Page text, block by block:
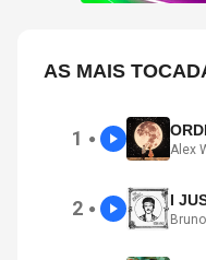
AS MAIS
1 ●
Alex
2 ● I